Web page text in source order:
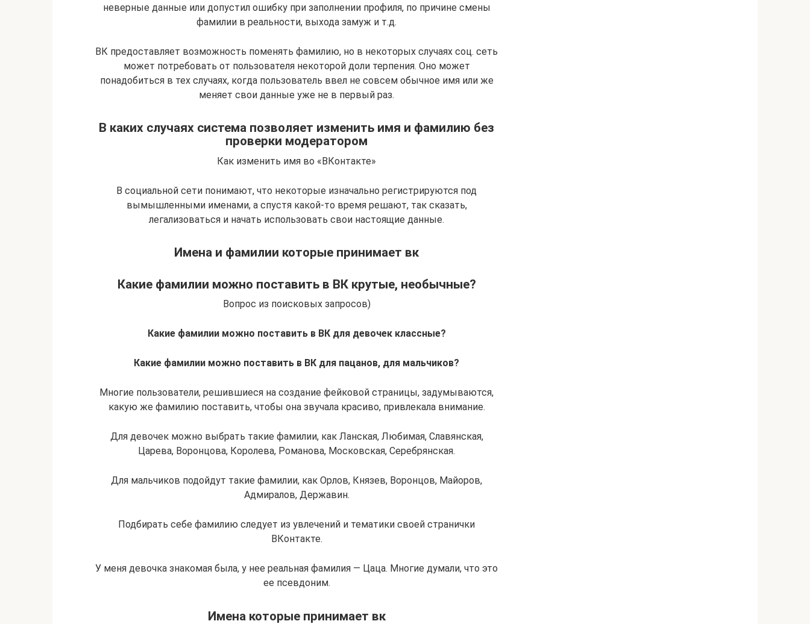
неверные данные или допустил ошибку при заполнении профиля, по причине смены
фамилии в реальности, выхода замуж и т.д.
ВК предоставляет возможность поменять фамилию, но в некоторых случаях соц. сеть
может потребовать от пользователя некоторой доли терпения. Оно может
понадобиться в тех случаях, когда пользователь ввел не совсем обычное имя или же
меняет свои данные уже не в первый раз.
В каких случаях система позволяет изменить имя и фамилию без
проверки модератором
Как изменить имя во «ВКонтакте»
В социальной сети понимают, что некоторые изначально регистрируются под
вымышленными именами, а спустя какой-то время решают, так сказать,
легализоваться и начать использовать свои настоящие данные.
Имена и фамилии которые принимает вк
Какие фамилии можно поставить в ВК крутые, необычные?
Вопрос из поисковых запросов)
Какие фамилии можно поставить в ВК для девочек классные?
Какие фамилии можно поставить в ВК для пацанов, для мальчиков?
Многие пользователи, решившиеся на создание фейковой страницы, задумываются,
какую же фамилию поставить, чтобы она звучала красиво, привлекала внимание.
Для девочек можно выбрать такие фамилии, как Ланская, Любимая, Славянская,
Царева, Воронцова, Королева, Романова, Московская, Серебрянская.
Для мальчиков подойдут такие фамилии, как Орлов, Князев, Воронцов, Майоров,
Адмиралов, Державин.
Подбирать себе фамилию следует из увлечений и тематики своей странички
ВКонтакте.
У меня девочка знакомая была, у нее реальная фамилия — Цаца. Многие думали, что это
ее псевдоним.
Имена которые принимает вк